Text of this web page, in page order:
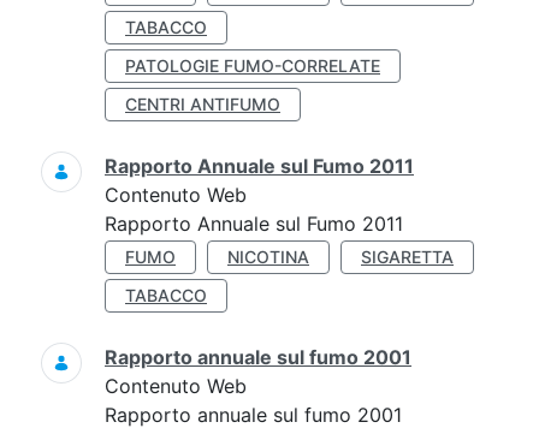
TABACCO
PATOLOGIE FUMO-CORRELATE
CENTRI ANTIFUMO
Rapporto Annuale sul Fumo 2011
Contenuto Web
Rapporto Annuale sul Fumo 2011
FUMO NICOTINA
SIGARETTA
TABACCO
Rapporto annuale sul fumo 2001
Contenuto Web
Rapporto annuale sul fumo 2001